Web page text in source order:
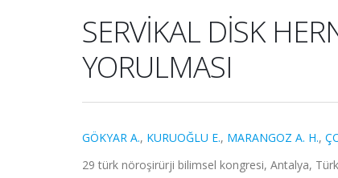
SERVİKAL DİSK
YORULMASI
GÖKYAR A., KURUOĞLU E., MARANGOZ A. H.,
29 türk nöroşirürji bilimsel kongresi, Antalya,